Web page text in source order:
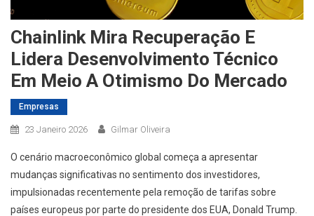
Chainlink Mira Recuperação E
Lidera Desenvolvimento Técnico
Em Meio A Otimismo Do Mercado
Empresas
23 Janeiro 2026 Gilmar Oliveira
O cenário macroeconômico global começa a apresentar
mudanças significativas no sentimento dos investidores,
impulsionadas recentemente pela remoção de tarifas sobre
países europeus por parte do presidente dos EUA, Donald Trump.